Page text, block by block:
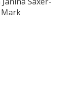
Mark